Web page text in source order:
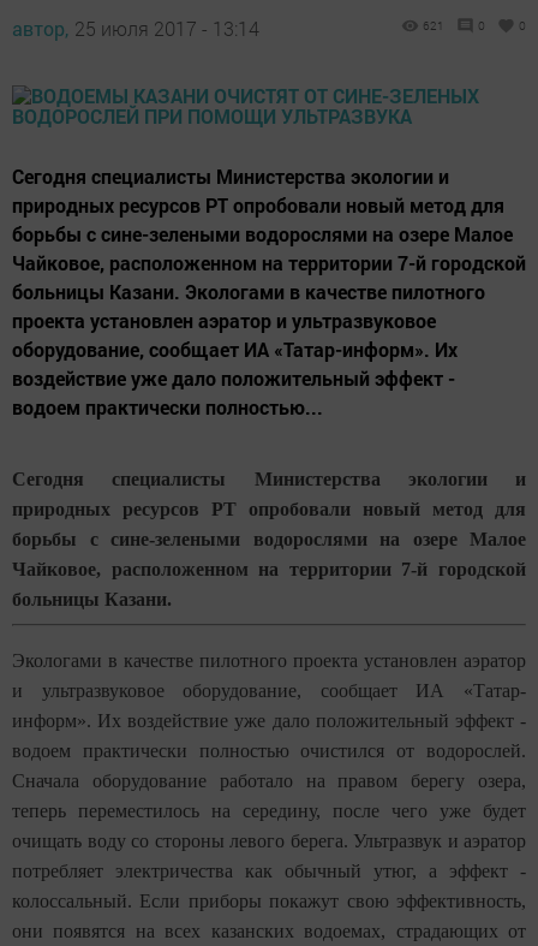
автор, 25 июля 2017 - 13:14 621 0 0
Сегодня специалисты Министерства экологии и
природных ресурсов РТ опробовали новый метод для
борьбы с сине-зелеными водорослями на озере Малое
Чайковое, расположенном на территории 7-й городской
больницы Казани. Экологами в качестве пилотного
проекта установлен аэратор и ультразвуковое
оборудование, сообщает ИА «Татар-информ». Их
воздействие уже дало положительный эффект -
водоем практически полностью...
Сегодня специалисты Министерства экологии и
природных ресурсов РТ опробовали новый метод для
борьбы с сине-зелеными водорослями на озере Малое
Чайковое, расположенном на территории 7-й городской
больницы Казани.
Экологами в качестве пилотного проекта установлен аэратор
и ультразвуковое оборудование, сообщает ИА «Татар-
информ». Их воздействие уже дало положительный эффект -
водоем практически полностью очистился от водорослей.
Сначала оборудование работало на правом берегу озера,
теперь переместилось на середину, после чего уже будет
очищать воду со стороны левого берега. Ультразвук и аэратор
потребляет электричества как обычный утюг, а эффект -
колоссальный. Если приборы покажут свою эффективность,
они появятся на всех казанских водоемах, страдающих от